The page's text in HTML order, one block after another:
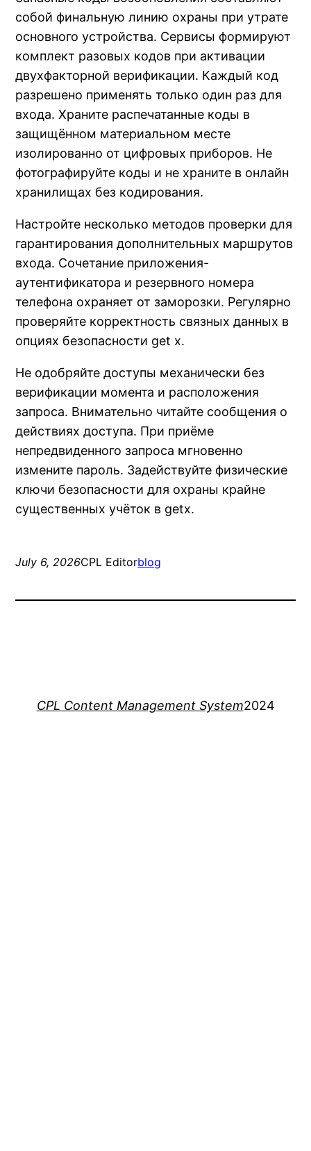
собой финальную линию охраны при утрате
основного устройства. Сервисы формируют
комплект разовых кодов при активации
двухфакторной верификации. Каждый код
разрешено применять только один раз для
входа. Храните распечатанные коды в
защищённом материальном месте
изолированно от цифровых приборов. Не
фотографируйте коды и не храните в онлайн
хранилищах без кодирования.
Настройте несколько методов проверки для
гарантирования дополнительных маршрутов
входа. Сочетание приложения-
аутентификатора и резервного номера
телефона охраняет от заморозки. Регулярно
проверяйте корректность связных данных в
опциях безопасности get x.
Не одобряйте доступы механически без
верификации момента и расположения
запроса. Внимательно читайте сообщения о
действиях доступа. При приёме
непредвиденного запроса мгновенно
измените пароль. Задействуйте физические
ключи безопасности для охраны крайне
существенных учёток в getx.
July 6, 2026CPL Editorblog
CPL Content Management System2024